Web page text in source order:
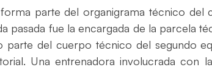
parte del organigrama técnico del
pasada fue la encargada de la parcela
parte del cuerpo técnico del segundo
Una entrenadora involucrada